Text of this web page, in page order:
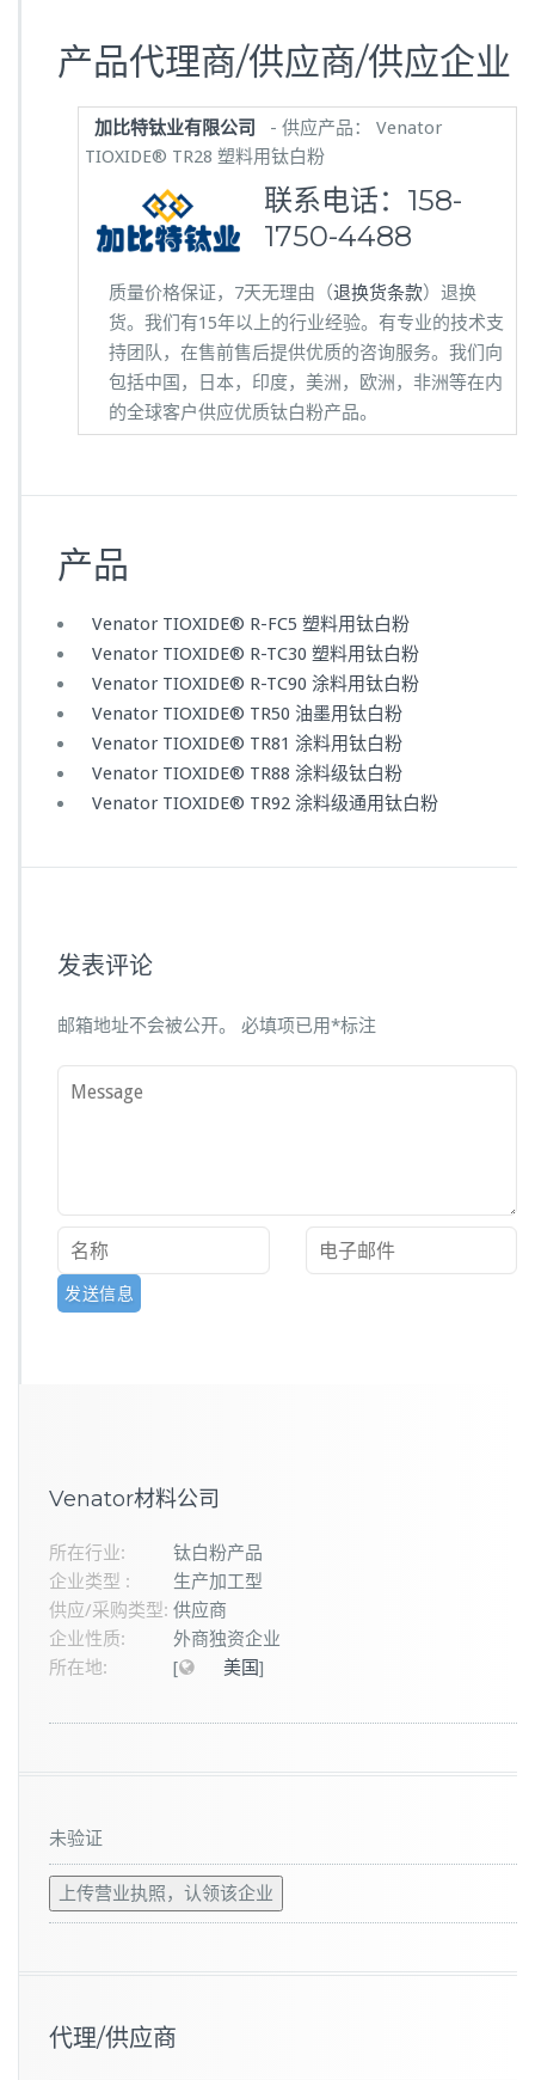
产品代理商/供应商/供应企业
加比特钛业有限公司
- 供应产品： Venator
TIOXIDE® TR28 塑料用钛白粉
联系电话： 158-
1750-4488
质量价格保证，7天无理由（退换货条款）退换
货。我们有15年以上的行业经验。有专业的技术支
持团队，在售前售后提供优质的咨询服务。我们向
包括中国，日本，印度，美洲，欧洲，非洲等在内
的全球客户供应优质钛白粉产品。
产品
Venator TIOXIDE® R-FC5 塑料用钛白粉
Venator TIOXIDE® R-TC30 塑料用钛白粉
Venator TIOXIDE® R-TC90 涂料用钛白粉
Venator TIOXIDE® TR50 油墨用钛白粉
Venator TIOXIDE® TR81 涂料用钛白粉
Venator TIOXIDE® TR88 涂料级钛白粉
Venator TIOXIDE® TR92 涂料级通用钛白粉
发表评论
邮箱地址不会被公开。 必填项已用*标注
Venator材料公司
所在行业:
钛白粉产品
企业类型 :
生产加工型
供应/采购类型: 供应商
企业性质:
外商独资企业
所在地:
[ 美国]
未验证
上传营业执照，认领该企业
代理/供应商